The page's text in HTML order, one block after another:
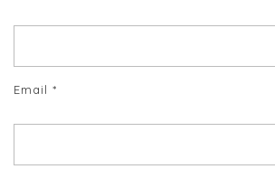
Email *